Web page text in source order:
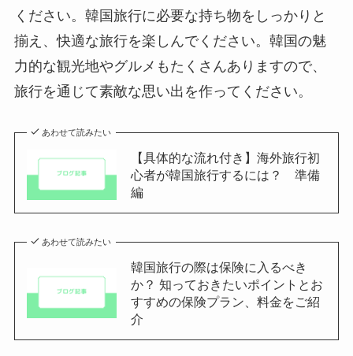
ください。韓国旅行に必要な持ち物をしっかりと
揃え、快適な旅行を楽しんでください。韓国の魅
力的な観光地やグルメもたくさんありますので、
旅行を通じて素敵な思い出を作ってください。
あわせて読みたい
【具体的な流れ付き】海外旅行初
心者が韓国旅行するには？ 準備
編
あわせて読みたい
韓国旅行の際は保険に入るべき
か？ 知っておきたいポイントとお
すすめの保険プラン、料金をご紹
介